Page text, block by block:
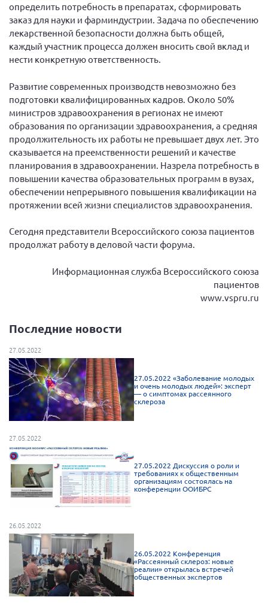
Публичные отчеты
Исследования, аналитика, мнения
Всероссийская онлайн конференция
"Рассеянный склероз. XX лет работы
ОООИБРС" (25-29.08.2020)
Всероссийская конференция-тренинг
"Рассеянный склероз: новые реалии" (26-
29.05.2022)
Общероссийская РС
Алтайский край
Брянская область
Владимирская область
Волгоградская область
Калининградская область
Кемеровская область
Кировская область
Краснодарский край
Красноярский край
Липецкая область
Ленинградская область
г. Москва
Московская область
Мурманская область
Новгородская область
Новосибирская область
Омская область
Оренбургская область
определить потребность в препаратах, сформировать
заказ для науки и фарминдустрии. Задача по обеспечению
лекарственной безопасности должна быть общей,
каждый участник процесса должен вносить свой вклад и
нести конкретную ответственность.
Развитие современных производств невозможно без
подготовки квалифицированных кадров. Около 50%
министров здравоохранения в регионах не имеют
образования по организации здравоохранения, а средняя
продолжительность их работы не превышает двух лет. Это
сказывается на преемственности решений и качестве
планирования в здравоохранении. Назрела потребность в
повышении качества образовательных программ в вузах,
обеспечении непрерывного повышения квалификации на
протяжении всей жизни специалистов здравоохранения.
Сегодня представители Всероссийского союза пациентов
продолжат работу в деловой части форума.
Информационная служба Всероссийского союза
пациентов
www.vspru.ru
Последние новости
27.05.2022
27.05.2022 «Заболевание молодых
и очень молодых людей»: эксперт
— о симптомах рассеянного
склероза
27.05.2022
27.05.2022 Дискуссия о роли и
требованиях к общественным
организациям состоялась на
конференции ООИБРС
26.05.2022
26.05.2022 Конференция
«Рассеянный склероз: новые
реалии» открылась встречей
общественных экспертов